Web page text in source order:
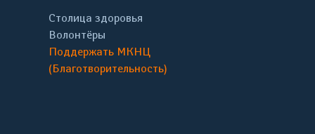
Столица здоровья
Волонтёры
Поддержать МКНЦ
(Благотворительность)